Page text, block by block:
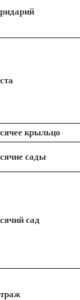
крыльцо
сады
сад